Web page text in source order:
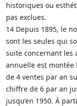
historiques ou
pas exclues.
14 Depuis 1895, le
sont les seules qui
suite concernant les
annuelle est montée
de 4 ventes par an
chiffre de 6 par an
jusqu’en 1950. À